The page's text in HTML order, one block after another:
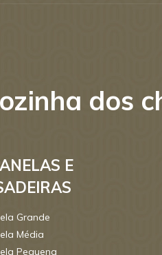
dos
E
Grande
Média
Pequena